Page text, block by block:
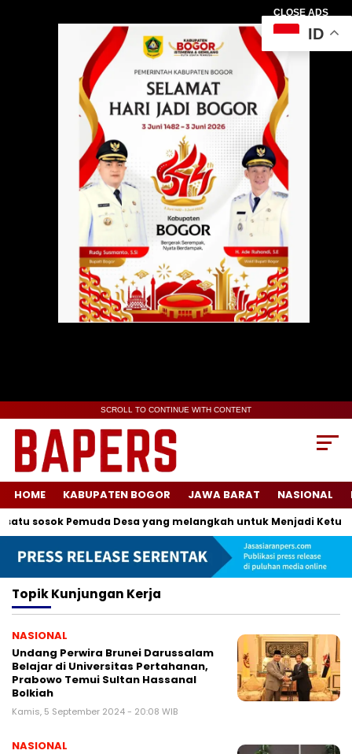
CLOSE ADS
SCROLL TO CONTINUE WITH CONTENT
HOME KABUPATEN BOGOR JAWA BARAT NASIONAL
sosok Pemuda Desa yang melangkah untuk Menjadi Ketua
TopikKunjungan Kerja
NASIONAL
Undang Perwira Brunei Darussalam
Belajar di Universitas Pertahanan,
Prabowo Temui Sultan Hassanal
Bolkiah
Kamis, 5 September 2024 - 20:08 WIB
NASIONAL
ID